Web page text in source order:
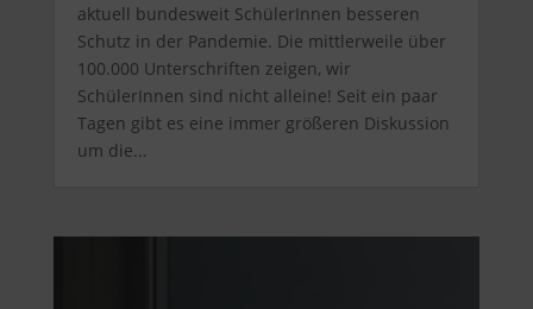
aktuell bundesweit SchülerInnen besseren
Schutz in der Pandemie. Die mittlerweile über
100.000 Unterschriften zeigen, wir
SchülerInnen sind nicht alleine! Seit ein paar
Tagen gibt es eine immer größeren Diskussion
um die...